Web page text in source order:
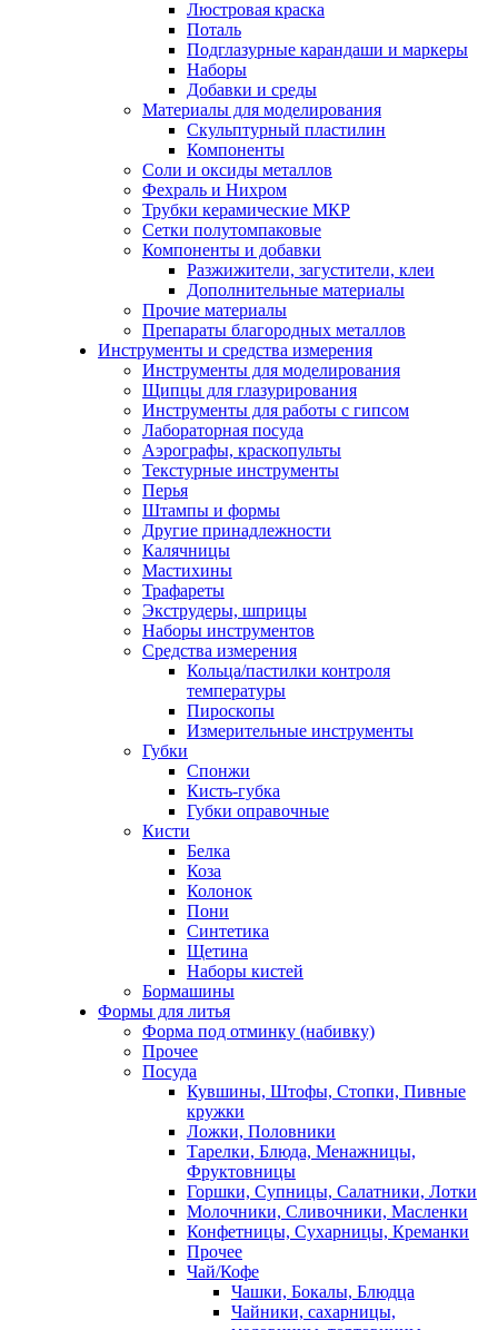
Люстровая краска
Поталь
Подглазурные карандаши и маркеры
Наборы
Добавки и среды
Материалы для моделирования
Скульптурный пластилин
Компоненты
Соли и оксиды металлов
Фехраль и Нихром
Трубки керамические МКР
Сетки полутомпаковые
Компоненты и добавки
Разжижители, загустители, клеи
Дополнительные материалы
Прочие материалы
Препараты благородных металлов
Инструменты и средства измерения
Инструменты для моделирования
Щипцы для глазурирования
Инструменты для работы с гипсом
Лабораторная посуда
Аэрографы, краскопульты
Текстурные инструменты
Перья
Штампы и формы
Другие принадлежности
Калячницы
Мастихины
Трафареты
Экструдеры, шприцы
Наборы инструментов
Средства измерения
Кольца/пастилки контроля
температуры
Пироскопы
Измерительные инструменты
Губки
Спонжи
Кисть-губка
Губки оправочные
Кисти
Белка
Коза
Колонок
Пони
Синтетика
Щетина
Наборы кистей
Бормашины
Формы для литья
Форма под отминку (набивку)
Прочее
Посуда
Кувшины, Штофы, Стопки, Пивные
кружки
Ложки, Половники
Тарелки, Блюда, Менажницы,
Фруктовницы
Горшки, Супницы, Салатники, Лотки
Молочники, Сливочники, Масленки
Конфетницы, Сухарницы, Креманки
Прочее
Чай/Кофе
Чашки, Бокалы, Блюдца
Чайники, сахарницы,